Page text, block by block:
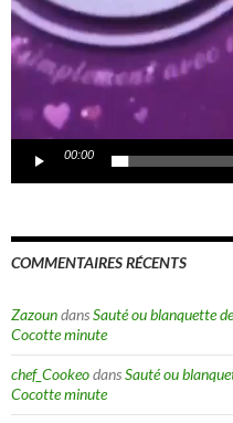
00:00
COMMENTAIRES RÉCENTS
ZazoundansSauté ou blanquette
Cocotte minute
chef_CookeodansSauté ou
Cocotte minute